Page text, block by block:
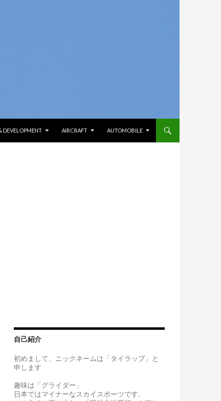
DEVELOPMENT AIRCRAFT AUTOMOBILE
ーツ 【ツインスプリング仕様の検討②】
自己紹介
初めまして、ニックネームは「タイラップ」と
申します
趣味は「グライダー」
日本ではマイナーなスカイスポーツです.